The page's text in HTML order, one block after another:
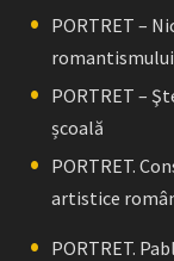
PORTRET –
PORTRET –
școală
PORTRET.
artistice
PORTRET.